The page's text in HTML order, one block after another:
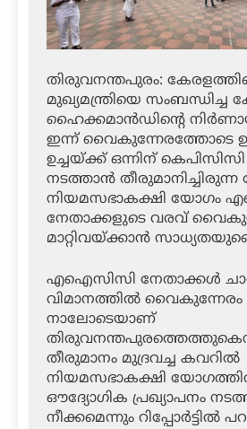
തിരുവനന്തപുരം:
മുഖ്യമന്ത്രിയെ
ഹൈക്കമാൻഡിന്റെ
ഇന്ന് വൈകുന്നേരത്തോടെ
ഉച്ചയ്ക്ക് ഒന്നിന്
നടത്താൻ
നിയമസഭാകക്ഷി യോഗം
നേതാക്കളുടെ വരവ്
മാറ്റിവയ്ക്കാൻ
എഐസിസി നേതാക്കൾ
വിമാനത്തിൽ വൈകുന്നേരം
നാലോടെയാണ്
തീരുമാനം മുദ്രവച്ച കവറിൽ
നിയമസഭാകക്ഷി
ഔദ്യോഗിക പ്രഖ്യാപനം
നീക്കമെന്നും റിപ്പോർട്ടിൽ